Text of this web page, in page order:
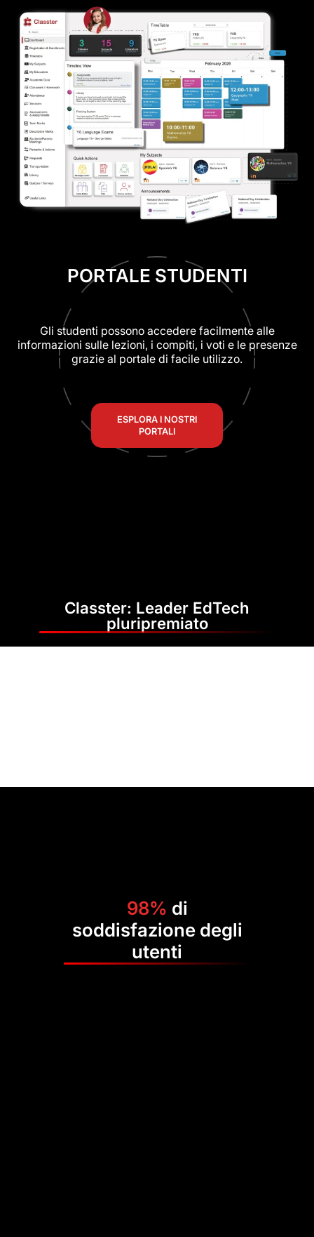
PORTALE STUDENTI
Gli studenti possono accedere facilmente alle
informazioni sulle lezioni, i compiti, i voti e le presenze
grazie al portale di facile utilizzo.
ESPLORA I NOSTRI
PORTALI
Classter: Leader EdTech
pluripremiato
98% di
soddisfazione degli
utenti